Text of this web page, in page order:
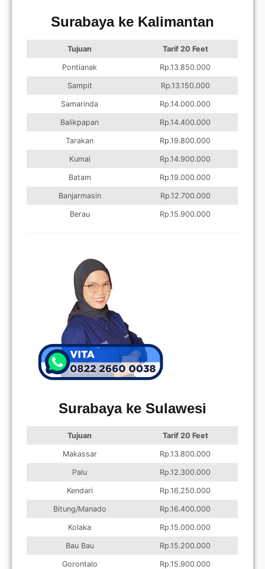
Surabaya ke Kalimantan
Tujuan Tarif 20 Feet
Pontianak Rp.13.850.000
Sampit Rp.13.150.000
Samarinda Rp.14.000.000
Balikpapan Rp.14.400.000
Tarakan Rp.19.800.000
Kumai Rp.14.900.000
Batam Rp.19.000.000
Banjarmasin Rp.12.700.000
Berau Rp.15.900.000
Surabaya ke Sulawesi
Tujuan Tarif 20 Feet
Makassar Rp.13.800.000
Palu Rp.12.300.000
Kendari Rp.16.250.000
Bitung/Manado Rp.16.400.000
Kolaka Rp.15.000.000
Bau Bau Rp.15.200.000
Gorontalo Rp.15.900.000